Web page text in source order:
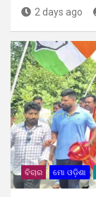
2 days ago
ବିଚାର ମୋ ଓଡ଼ିଶା